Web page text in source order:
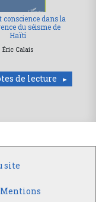
conscience dans la
du séisme de
Haïti
Éric Calais
de lecture
site
Mentions